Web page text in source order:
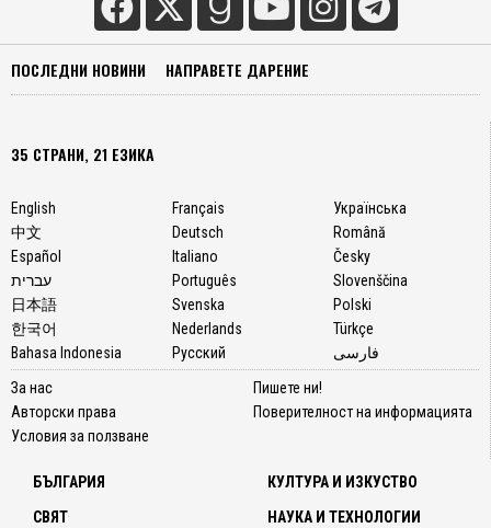
ПОСЛЕДНИ НОВИНИ НАПРАВЕТЕ ДАРЕНИЕ
35 СТРАНИ, 21 ЕЗИКА
English
中文
Español
עברית
日本語
한국어
Bahasa Indonesia
Français
Deutsch
Italiano
Português
Svenska
Nederlands
Русский
Українська
Română
Česky
Slovenščina
Polski
Türkçe
فارسی
За нас
Авторски права
Условия за ползване
Пишете ни!
Поверителност на информацията
БЪЛГАРИЯ
СВЯТ
КУЛТУРА И ИЗКУСТВО
НАУКА И ТЕХНОЛОГИИ